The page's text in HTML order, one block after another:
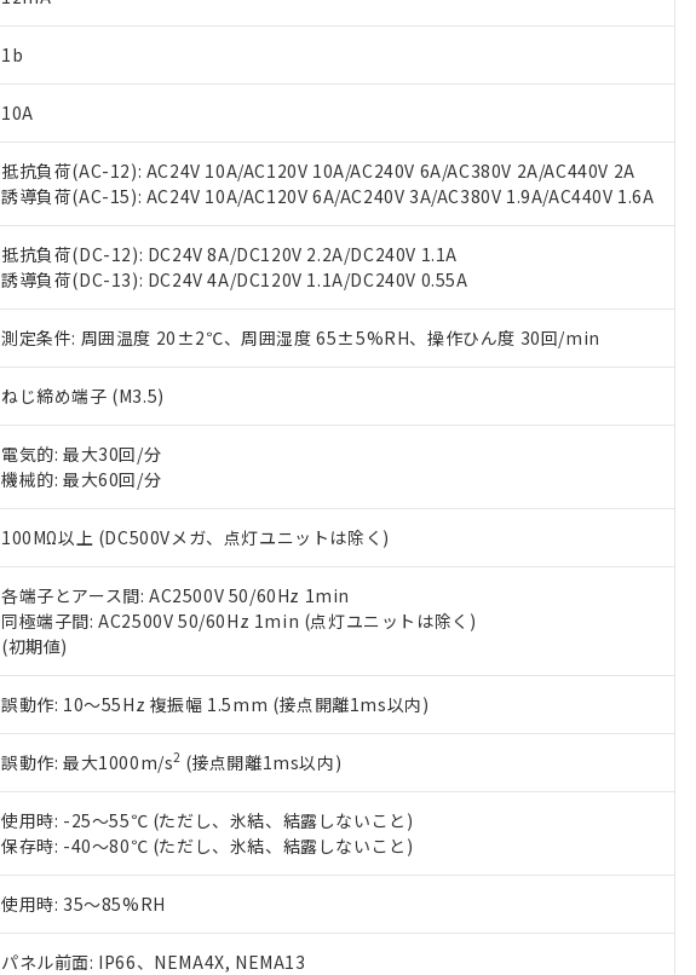
1b
10A
抵抗負荷(AC-12): AC24V 10A/AC120V 10A/AC240V 6A/AC380V 2A/AC440V 2A
誘導負荷(AC-15): AC24V 10A/AC120V 6A/AC240V 3A/AC380V 1.9A/AC440V 1.6A
抵抗負荷(DC-12): DC24V 8A/DC120V 2.2A/DC240V 1.1A
誘導負荷(DC-13): DC24V 4A/DC120V 1.1A/DC240V 0.55A
測定条件: 周囲温度 20±2℃、周囲湿度 65±5%RH、操作ひん度 30回/min
ねじ締め端子 (M3.5)
電気的: 最大30回/分
機械的: 最大60回/分
100MΩ以上 (DC500Vメガ、点灯ユニットは除く)
各端子とアース間: AC2500V 50/60Hz 1min
同極端子間: AC2500V 50/60Hz 1min (点灯ユニットは除く)
(初期値)
誤動作: 10～55Hz 複振幅 1.5mm (接点開離1ms以内)
誤動作: 最大1000m/s2 (接点開離1ms以内)
使用時: -25～55℃ (ただし、氷結、結露しないこと)
保存時: -40～80℃ (ただし、氷結、結露しないこと)
使用時: 35～85%RH
パネル前面: IP66、NEMA4X, NEMA13
本サービスは、当社制御機器事業取扱商品の当社在庫状況および標準価格(税抜
当社制御機器事業取扱商品の中には、本サービスの対象外となる商品もあるこ
い。
正式な納期状況および標準価格はお客様のお取引先、またはお客様担当のオム
当社販売員にご相談ください。
在庫状況および標準価格結果を当社の事前の承諾なく第三者に漏洩または開示
す。
マイパーツ機能（部品リスト作成サービス）をご利用いただくには、I-Webメ
ている必要があります。
お客様が当ウェブサイト上で当社にご登録された部品リストについて、当社お
が、当社の製品・サービスに関するお客様との取引・商談に必要な範囲で利用
さい。
いる法人を指します。
*EU RoHS指令（10物質）：
フタル酸ビス(2-エチルヘキシル) (DEHP)(別名：DOP) 1000ppm以下、フタル酸ブチルベンジル（BBP）
ル（DBP） 1000ppm以下、フタル酸ジイソブチル (DIBP) 1000ppm以下
但し、RoHS指令で産業用監視および制御機器に対する適用除外項目は除く。
フタル酸エステル類の４物質については閾値を超える意図的な使用がないことを確認しています。
※2 対応予定月
部品在庫の切り替え状況などにより、予定月が前後することがあります。
※3 非含有証明書ダウンロード
EU RoHS指令（10物質）の非含有証明書
51物質の非含有証明書（当社基準）
※本証明書は発行日時点で非含有を証明するもので、過去に遡って非含有を証明する
また、RoHS指令のフタル酸エステル類４物質の対応では、対応完了までの期間は
混在することから備考欄に対応日を記載しておりました。
既に当社にて対応品への在庫切替を完了していることから、特段のことがない限
り割愛しております。
「×」：最大均質材料含有率が中国RoHSの基準値を超えていることを示します。
Pb(鉛) :1000ppm、 Hg(水銀) : 1000ppm、 Cd(カドミウム) : 100ppm、
DEHP(フタル酸ビス(2-エチルヘキシル)) : 1000ppm
※2 環境保護使用期限
「ｅ」：有害物質（10物質）のすべてが基準値以下であることを示します。
味します。
「－」：未確認です。当社販売部門へお問い合わせください。
当社は、これら貴社製品のうち、外国為替および外国貿易法に定める商品（以
などの必要な手続きをとります。
ます。
当社は貴社製品を、核兵器、ミサイル、化学兵器、生物兵器またはその他武器
置等に一切使用いたしません。
当社は、貴社製品を第三者に販売する場合は、上記1、2および3の内容を当該
たしません。
△ 一定数には満たないが在庫あり
－
在庫なし(最新の在庫状況については、お客様のお取引先、またはお客様担
機器販売店・当社販売員にご確認ください)
空
受注生産機種、また在庫状況の情報を公開していない機種